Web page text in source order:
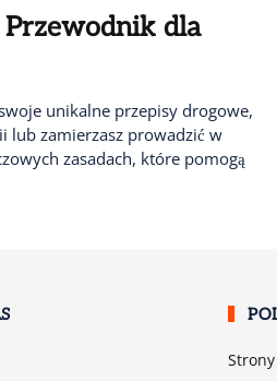
dla
unikalne przepisy drogowe,
lub zamierzasz prowadzić w
zasadach, które pomogą